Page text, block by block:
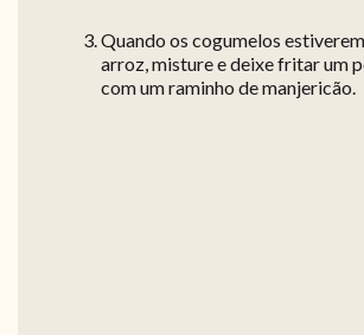
Quando os cogumelos
arroz, misture e deixe fritar um
com um raminho de manjericão.